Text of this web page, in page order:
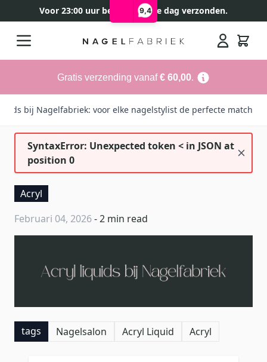
9,4
Voor 23:00 uur besteld, zelfde dag verzonden.
Gratis verzending vanaf€ 60,00.
bij Nagelfabriek: voor elke nagelstylist de perfecte match
SyntaxError: Unexpected token < in JSON at
position 0
Acryl
Februari 04, 2026- 2 min read
tags Nagelsalon Acryl Liquid Acryl